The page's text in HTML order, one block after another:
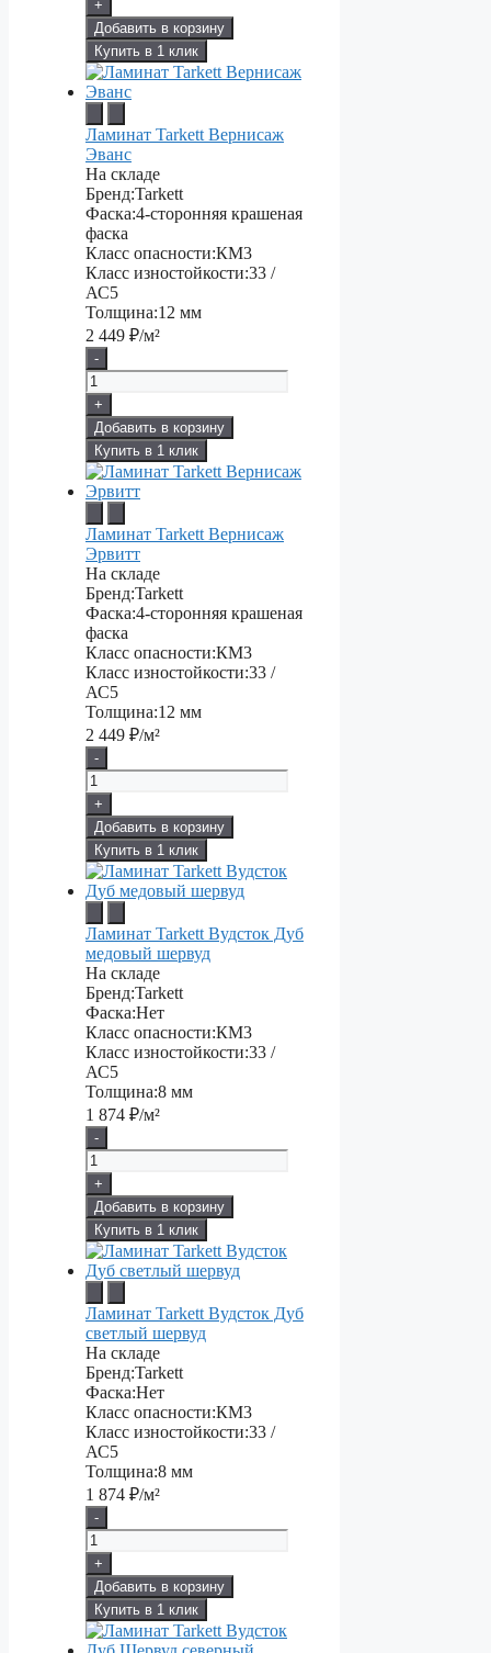
+
Добавить в корзину
Купить в 1 клик
Ламинат Tarkett Вернисаж
Эванс
На складе
Бренд:Tarkett
Фаска:4-сторонняя крашеная
фаска
Класс опасности:КМ3
Класс изностойкости:33 /
АС5
Толщина:12 мм
2 449 ₽/м²
-
+
Добавить в корзину
Купить в 1 клик
Ламинат Tarkett Вернисаж
Эрвитт
На складе
Бренд:Tarkett
Фаска:4-сторонняя крашеная
фаска
Класс опасности:КМ3
Класс изностойкости:33 /
АС5
Толщина:12 мм
2 449 ₽/м²
-
+
Добавить в корзину
Купить в 1 клик
Ламинат Tarkett Вудсток Дуб
медовый шервуд
На складе
Бренд:Tarkett
Фаска:Нет
Класс опасности:КМ3
Класс изностойкости:33 /
АС5
Толщина:8 мм
1 874 ₽/м²
-
+
Добавить в корзину
Купить в 1 клик
Ламинат Tarkett Вудсток Дуб
светлый шервуд
На складе
Бренд:Tarkett
Фаска:Нет
Класс опасности:КМ3
Класс изностойкости:33 /
АС5
Толщина:8 мм
1 874 ₽/м²
-
+
Добавить в корзину
Купить в 1 клик